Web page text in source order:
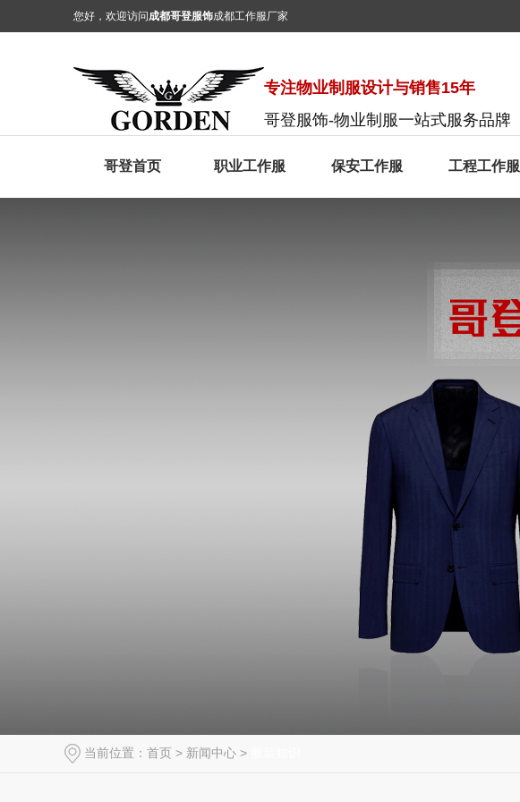
您好，欢迎访问成都哥登服饰成都工作服厂家
专注物业制服设计与销售15年
哥登服饰-物业制服一站式服务品牌
哥登首页 职业工作服 保安工作服 工程工作服
当前位置： 首页 > 新闻中心 >